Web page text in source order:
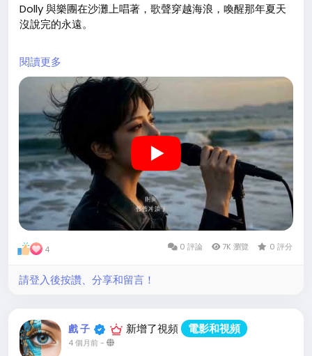
Dolly 與樂團在沙灘上唱著，歌聲穿越海浪，喚醒那年夏天
沒說完的永遠。
舊街、星空、轉身遠去的背影——回憶與現實交錯，最後鏡
頭拉遠，她渺小如沙，告白沉入海風。
那年夏天，你的告白說出口了嗎？
#那年的告白 #海邊樂團#Dolly#青春回憶#AI影像
https://youtu.be/CHkvFo2xEoM
閱讀更多
4 0 評論 7K 瀏覽 0 評分
請登入後按讚、分享和留言！
戲 子 新增了視頻 電影和視頻
4 個月前-